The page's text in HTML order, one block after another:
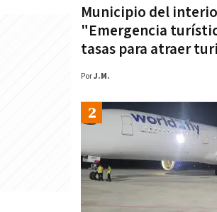
Municipio del
"Emergencia
tasas para atraer
PorJ.M.